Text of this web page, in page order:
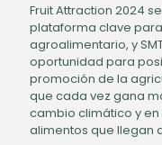
Fruit Attraction 2024
plataforma clave
agroalimentario, y
oportunidad para
promoción de la
que cada vez gana
cambio climático y
alimentos que llegan